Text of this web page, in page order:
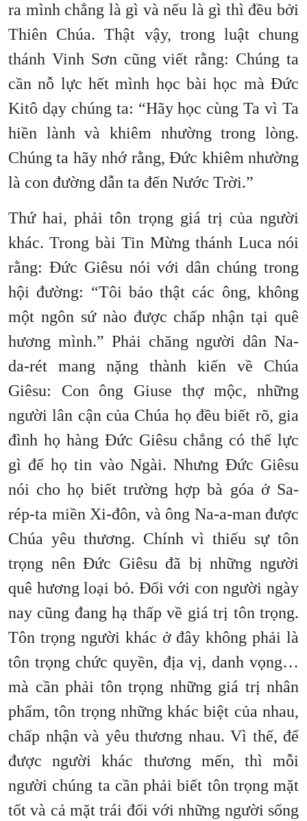
ra mình chẳng là gì và nếu là gì thì đều bởi
Thiên Chúa. Thật vậy, trong luật chung
thánh Vinh Sơn cũng viết rằng: Chúng ta
cần nỗ lực hết mình học bài học mà Đức
Kitô dạy chúng ta: “Hãy học cùng Ta vì Ta
hiền lành và khiêm nhường trong lòng.
Chúng ta hãy nhớ rằng, Đức khiêm nhường
là con đường dẫn ta đến Nước Trời.”
Thứ hai, phải tôn trọng giá trị của người
khác. Trong bài Tin Mừng thánh Luca nói
rằng: Đức Giêsu nói với dân chúng trong
hội đường: “Tôi bảo thật các ông, không
một ngôn sứ nào được chấp nhận tại quê
hương mình.” Phải chăng người dân Na-
da-rét mang nặng thành kiến về Chúa
Giêsu: Con ông Giuse thợ mộc, những
người lân cận của Chúa họ đều biết rõ, gia
đình họ hàng Đức Giêsu chẳng có thế lực
gì để họ tin vào Ngài. Nhưng Đức Giêsu
nói cho họ biết trường hợp bà góa ở Sa-
rép-ta miền Xi-đôn, và ông Na-a-man được
Chúa yêu thương. Chính vì thiếu sự tôn
trọng nên Đức Giêsu đã bị những người
quê hương loại bỏ. Đối với con người ngày
nay cũng đang hạ thấp về giá trị tôn trọng.
Tôn trọng người khác ở đây không phải là
tôn trọng chức quyền, địa vị, danh vọng…
mà cần phải tôn trọng những giá trị nhân
phẩm, tôn trọng những khác biệt của nhau,
chấp nhận và yêu thương nhau. Vì thế, để
được người khác thương mến, thì mỗi
người chúng ta cần phải biết tôn trọng mặt
tốt và cả mặt trái đối với những người sống